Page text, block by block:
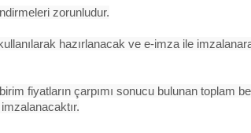
zorunludur.
hazırlanacak ve e-imza ile
fiyatların çarpımı sonucu bulunan toplam